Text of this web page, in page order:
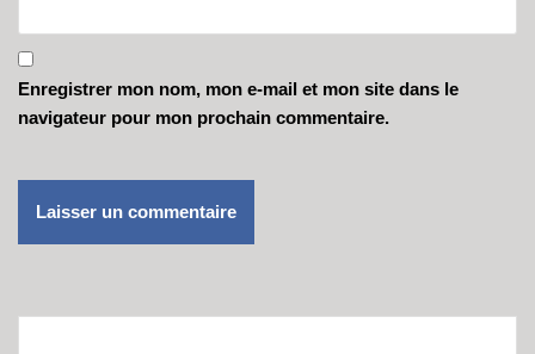
Enregistrer mon nom, mon e-mail et mon site dans le
navigateur pour mon prochain commentaire.